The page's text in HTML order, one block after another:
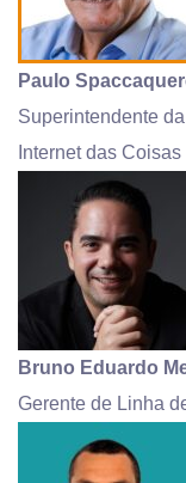
Paulo
Superintendente
Internet das Coisas
Bruno Eduardo
Gerente de Linha